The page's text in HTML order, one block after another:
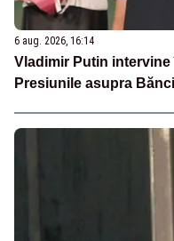
6 aug. 2026, 16:14
Vladimir Putin
Presiunile asupra